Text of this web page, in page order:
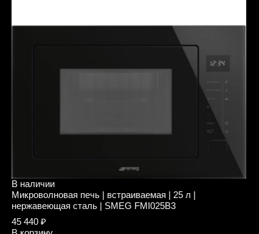
В наличии
Микроволновая печь | встраиваемая | 25 л |
нержавеющая сталь | SMEG FMI025B3
45 440 ₽